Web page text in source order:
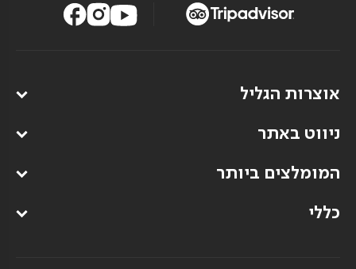
אוצרות הגליל
ניווט באתר
המומלצים ביותר
כללי